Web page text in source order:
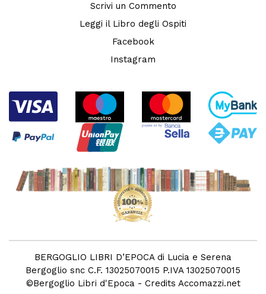
Scrivi un Commento
Leggi il Libro degli Ospiti
Facebook
Instagram
BERGOGLIO LIBRI D’EPOCA di Lucia e Serena
Bergoglio snc C.F. 13025070015 P.IVA 13025070015
©Bergoglio Libri d'Epoca - Credits Accomazzi.net